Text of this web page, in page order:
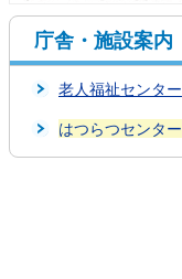
庁舎・施設案内
老人福祉センター
はつらつセンター